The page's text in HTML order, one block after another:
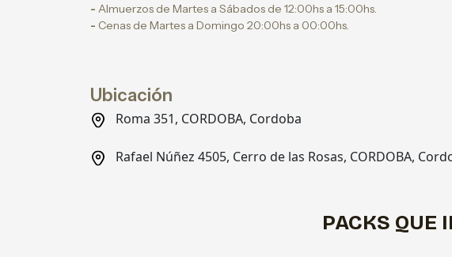
- Almuerzos de Martes a Sábados de 12:00hs a 15:00hs.
- Cenas de Martes a Domingo 20:00hs a 00:00hs.
Ubicación
Roma 351, CORDOBA, Cordoba
Rafael Núñez 4505, Cerro de las Rosas, CORDOBA,
PACKS QUE